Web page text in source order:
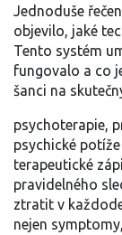
Jednoduše
objevilo, jaké
Tento systém
fungovalo a co
šanci na
psychoterapie,
psychické potíže
terapeutické
pravidelného
ztratit v
nejen